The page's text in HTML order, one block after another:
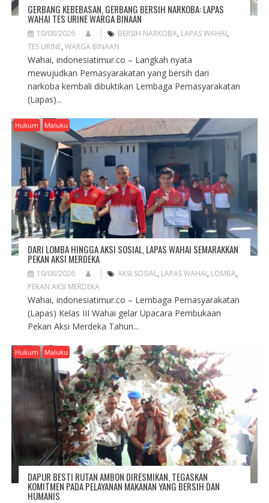
GERBANG KEBEBASAN, GERBANG BERSIH NARKOBA: LAPAS
WAHAI TES URINE WARGA BINAAN
10/08/2026 BERSIH NARKOBA, LAPAS WAHAI,
TES URINE, WARGA BINAAN
Wahai, indonesiatimur.co – Langkah nyata
mewujudkan Pemasyarakatan yang bersih dari
narkoba kembali dibuktikan Lembaga Pemasyarakatan
(Lapas)...
Hukum Maluku
DARI LOMBA HINGGA AKSI SOSIAL, LAPAS WAHAI SEMARAKKAN
PEKAN AKSI MERDEKA
10/08/2026 AKSI SOSIAL, LAPAS WAHAI, LOMBA,
PEKAN AKSI MERDEKA
Wahai, indonesiatimur.co – Lembaga Pemasyarakatan
(Lapas) Kelas III Wahai gelar Upacara Pembukaan
Pekan Aksi Merdeka Tahun...
Hukum Maluku
DAPUR BESTI RUTAN AMBON DIRESMIKAN, TEGASKAN
KOMITMEN PADA PELAYANAN MAKANAN YANG BERSIH DAN
HUMANIS